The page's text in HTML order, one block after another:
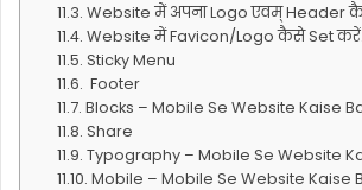
Website में अपना Logo एवम् Header
Website में Favicon/Logo कैसे Set करें.
Sticky Menu
Footer
Blocks – Mobile Se Website Kaise
Share
Typography – Mobile Se Website
Mobile – Mobile Se Website Kaise